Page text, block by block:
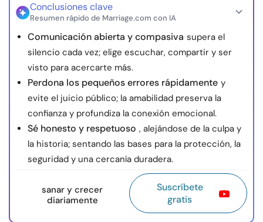
Conclusiones clave
Resumen rápido de Marriage.com con IA
Comunicación abierta y compasiva supera el
silencio cada vez; elige escuchar, compartir y ser
visto para acercarte más.
Perdona los pequeños errores rápidamente y
evite el juicio público; la amabilidad preserva la
confianza y profundiza la conexión emocional.
Sé honesto y respetuoso , alejándose de la culpa y
la historia; sentando las bases para la protección, la
seguridad y una cercanía duradera.
sanar y crecer
diariamente
Suscríbete
gratis